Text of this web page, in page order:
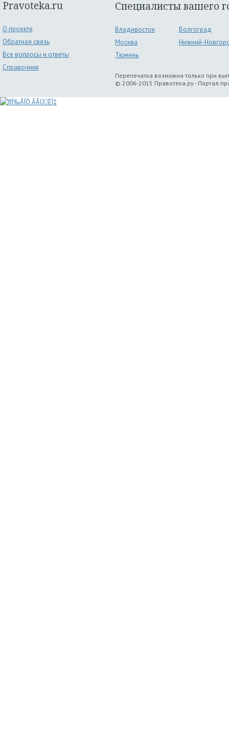
Pravoteka.ru
О проекте
Обратная связь
Все вопросы и ответы
Справочник
Специалисты вашего
Владивосток
Волгоград
Москва
Нижний-
Тюмень
Перепечатка возможна только при
© 2006-2015 Правотека.ру - Портал